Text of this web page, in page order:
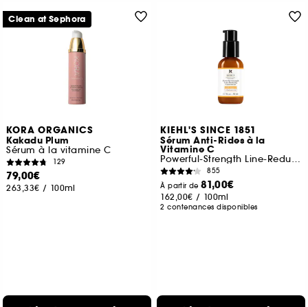
KORA ORGANICS
Kakadu Plum
Sérum à la vitamine C
129
79,00€
263,33€ / 100ml
Clean at Sephora
KIEHL'S SINCE 1851
Sérum Anti-Rides à la
Vitamine C
Powerful-Strength Line-Reducing Concentrate
855
À partir de81,00€
162,00€ / 100ml
2 contenances disponibles